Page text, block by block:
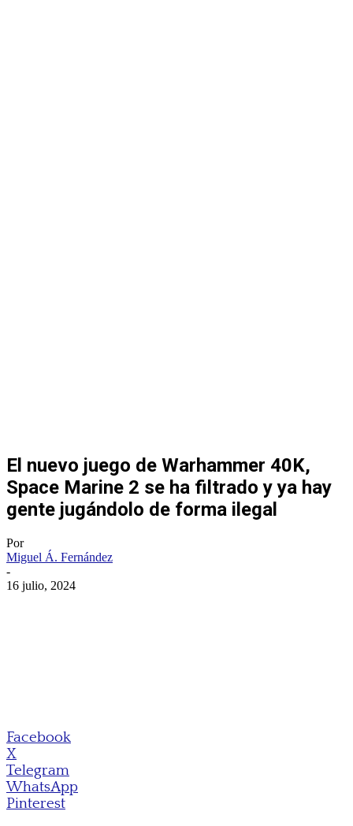
El nuevo juego de Warhammer 40K,
Space Marine 2 se ha filtrado y ya hay
gente jugándolo de forma ilegal
Por
Miguel Á. Fernández
-
16 julio, 2024
Facebook
X
Telegram
WhatsApp
Pinterest